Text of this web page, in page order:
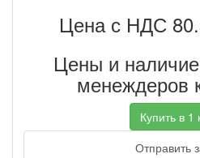
Цена с НДС
Цены и
менеждеров
Купить в 1
Отправить